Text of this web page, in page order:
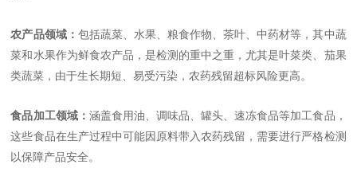
农产品领域： 包括蔬菜、水果、粮食作物、茶叶、中药材等，其中蔬
菜和水果作为鲜食农产品，是检测的重中之重，尤其是叶菜类、茄果
类蔬菜，由于生长期短、易受污染，农药残留超标风险更高。
食品加工领域： 涵盖食用油、调味品、罐头、速冻食品等加工食品，
这些食品在生产过程中可能因原料带入农药残留，需要进行严格检测
以保障产品安全。